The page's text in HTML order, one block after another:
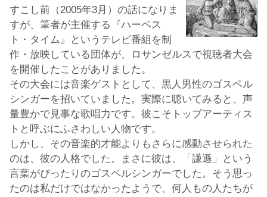
すこし前（2005年3月）の話になりま
すが、筆者が主催する『ハーベス
ト・タイム』というテレビ番組を制
作・放映している団体が、ロサンゼルスで視聴者大会
を開催したことがありました。
その大会には音楽ゲストとして、黒人男性のゴスペル
シンガーを招いていました。実際に聴いてみると、声
量豊かで見事な歌唱力です。彼こそトップアーティス
トと呼ぶにふさわしい人物です。
しかし、その音楽的才能よりもさらに感動させられた
のは、彼の人格でした。まさに彼は、「謙遜」という
言葉がぴったりのゴスペルシンガーでした。そう思っ
たのは私だけではなかったようで、何人もの人たちが